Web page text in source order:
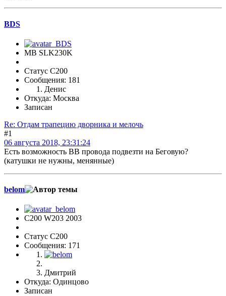
BDS
MB SLK230K
Статус C200
Сообщения: 181
Денис
Откуда: Москва
Записан
Re: Отдам трапецию дворника и мелочь
#1
06 августа 2018, 23:31:24
Есть возможность ВВ провода подвезти на Беговую?
(катушки не нужны, менянные)
belom
С200 W203 2003
Статус C200
Сообщения: 171
Дмитрий
Откуда: Одинцово
Записан